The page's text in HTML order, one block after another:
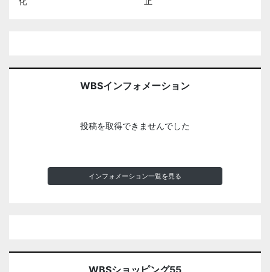
WBSインフォメーション
投稿を取得できませんでした
インフォメーション一覧を見る
WBSショッピング55